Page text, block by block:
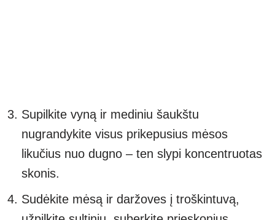
Supilkite vyną ir mediniu šaukštu
nugrandykite visus prikepusius mėsos
likučius nuo dugno – ten slypi koncentruotas
skonis.
Sudėkite mėsą ir daržoves į troškintuvą,